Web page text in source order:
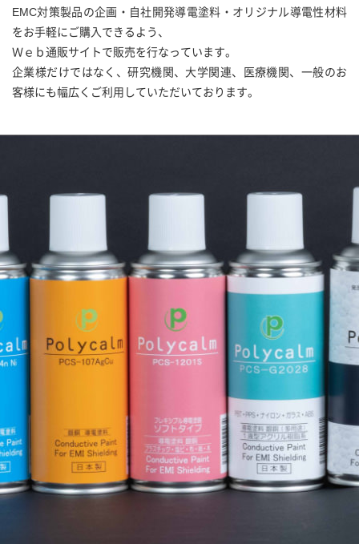
EMC対策製品の企画・自社開発導電塗料・オリジナル導電性材料
をお手軽にご購入できるよう、
Ｗｅｂ通販サイトで販売を行なっています。
企業様だけではなく、研究機関、大学関連、医療機関、一般のお
客様にも幅広くご利用していただいております。